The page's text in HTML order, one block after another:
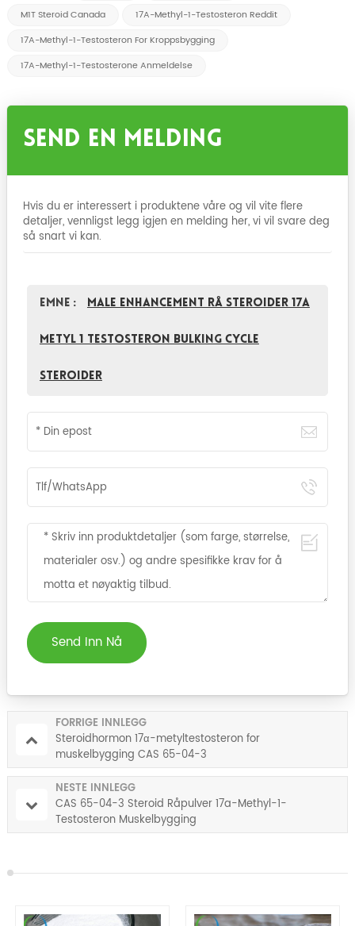
M1T Steroid Canada
17A-Methyl-1-Testosteron Reddit
17A-Methyl-1-Testosteron For Kroppsbygging
17A-Methyl-1-Testosterone Anmeldelse
Send En Melding
Hvis du er interessert i produktene våre og vil vite flere
detaljer, vennligst legg igjen en melding her, vi vil svare deg
så snart vi kan.
Emne : Male Enhancement rå Steroider 17a
metyl 1 testosteron Bulking Cycle
Steroider
Send Inn Nå
FORRIGE INNLEGG
Steroidhormon 17α-metyltestosteron for
muskelbygging CAS 65-04-3
NESTE INNLEGG
CAS 65-04-3 Steroid Råpulver 17a-Methyl-1-
Testosteron Muskelbygging